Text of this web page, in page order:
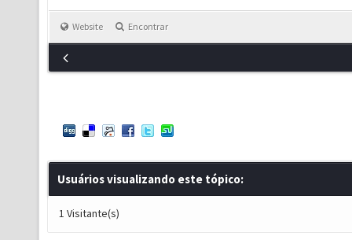
Website Encontrar
Usuários visualizando este tópico:
1 Visitante(s)